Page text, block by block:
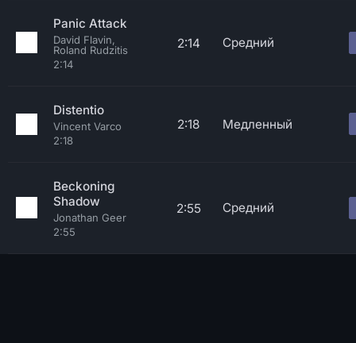
Panic Attack
David Flavin,
Roland Rudzitis
2:14
2:14 Средний
Distentio
Vincent Varco
2:18
2:18 Медленный
Beckoning
Shadow
Jonathan Geer
2:55
2:55 Средний